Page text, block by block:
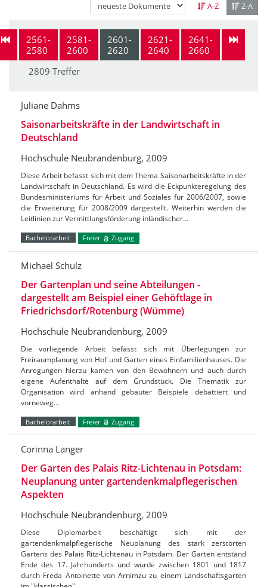
A-Z Z-A
2561-
2580
2581-
2600
2601-
2620
2621-
2640
2641-
2660
2809 Treffer
Juliane Dahms
Saisonarbeitskräfte in der Landwirtschaft in
Deutschland
Hochschule Neubrandenburg, 2009
Diese Arbeit befasst sich mit dem Thema Saisonarbeitskräfte in der
Landwirtschaft in Deutschland. Es wird die Eckpunkteregelung des
Bundesministeriums für Arbeit und Soziales für 2006/2007, sowie
die Erweiterung für 2008/2009 dargestellt. Weiterhin werden die
Leitlinien zur Vermittlungsförderung inländischer…
Bachelorarbeit Freier Zugang
Michael Schulz
Der Gartenplan und seine Abteilungen -
dargestellt am Beispiel einer Gehöftlage in
Friedrichsdorf/Rotenburg (Wümme)
Hochschule Neubrandenburg, 2009
Die vorliegende Arbeit befasst sich mit Überlegungen zur
Freiraumplanung von Hof und Garten eines Einfamilienhauses. Die
Anregungen hierzu kamen von den Bewohnern und auch durch
eigene Aufenthalte auf dem Grundstück. Die Thematik zur
Organisation wird anhand gebauter Beispiele debattiert und
vorneweg…
Bachelorarbeit Freier Zugang
Corinna Langer
Der Garten des Palais Ritz-Lichtenau in Potsdam:
Neuplanung unter gartendenkmalpflegerischen
Aspekten
Hochschule Neubrandenburg, 2009
Diese Diplomarbeit beschäftigt sich mit der
gartendenkmalpflegerische Neuplanung des stark zerstörten
Gartens des Palais Ritz-Lichtenau in Potsdam. Der Garten entstand
Ende des 17. Jahrhunderts und wurde zwischen 1801 und 1817
durch Freda Antoinette von Arnimzu zu einem Landschaftsgarten